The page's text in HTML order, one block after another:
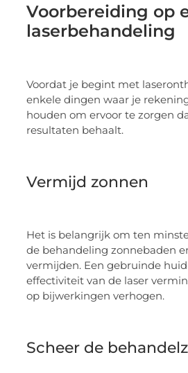
Voorbereiding op
laserbehandeling
Voordat je begint met
enkele dingen waar je
houden om ervoor te zorgen
resultaten behaalt.
Vermijd zonnen
Het is belangrijk om ten
de behandeling zonnebaden
vermijden. Een gebruinde
effectiviteit van de laser
op bijwerkingen verhogen.
Scheer de